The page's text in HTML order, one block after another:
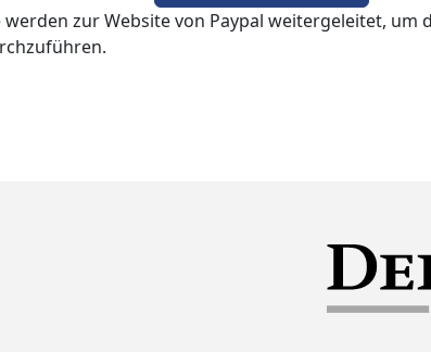
werden zur Website von Paypal weitergeleitet, um